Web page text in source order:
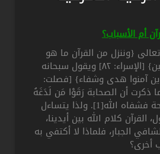
أم الأسباب؟
{وننزل من القرآن ما هو
شفاء ورحمة للمؤمنين} [الإسراء: ٨٢] ويقول سبحانه
آمنوا هدى وشفاء} [فصلت:
ذكرت أن الصحابة رَقَوْا مَن لَدَغَهُ
العقربُ بسورة الفاتحة فشفاه الله[1]. ولذا يتساءل
القرآن كلام الله بين أيدينا،
الجبار، فلماذا لا أكتفي به
أخرى؟